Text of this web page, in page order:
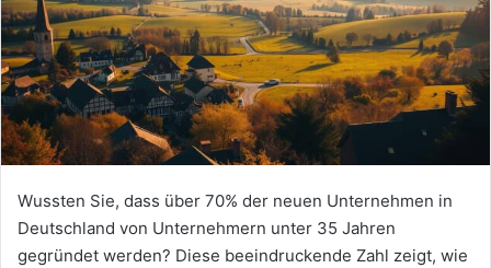
Wussten Sie, dass über 70% der neuen Unternehmen in
Deutschland von Unternehmern unter 35 Jahren
gegründet werden? Diese beeindruckende Zahl zeigt, wie